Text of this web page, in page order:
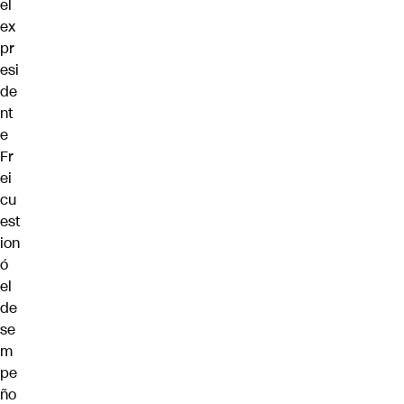
el
ex
pr
esi
de
nt
e
Fr
ei
cu
est
ion
ó
el
de
se
m
pe
ño